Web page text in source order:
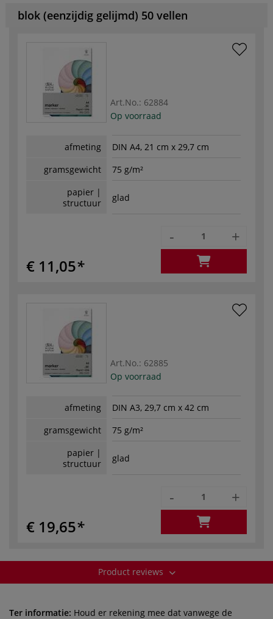
blok (eenzijdig gelijmd) 50 vellen
Art.No.: 62884
Op voorraad
afmeting
DIN A4, 21 cm x 29,7 cm
gramsgewicht
75 g/m²
papier |
structuur
glad
€ 11,05
- +
Art.No.: 62885
Op voorraad
afmeting
DIN A3, 29,7 cm x 42 cm
gramsgewicht
75 g/m²
papier |
structuur
glad
€ 19,65
- +
Product reviews
Ter informatie: Houd er rekening mee dat vanwege de